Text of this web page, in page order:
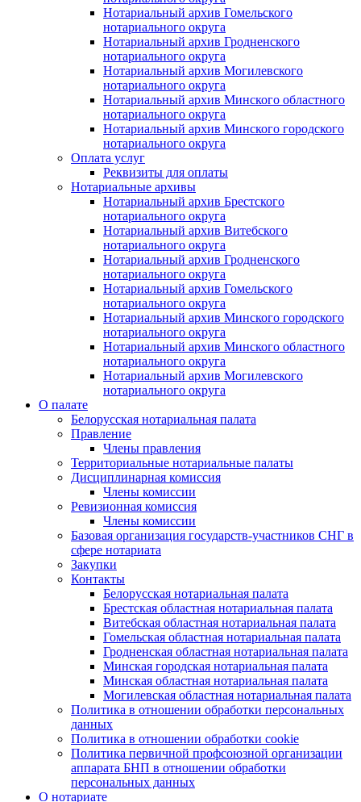
Нотариальный архив Гомельского
нотариального округа
Нотариальный архив Гродненского
нотариального округа
Нотариальный архив Могилевского
нотариального округа
Нотариальный архив Минского областного
нотариального округа
Нотариальный архив Минского городского
нотариального округа
Оплата услуг
Реквизиты для оплаты
Нотариальные архивы
Нотариальный архив Брестского
нотариального округа
Нотариальный архив Витебского
нотариального округа
Нотариальный архив Гродненского
нотариального округа
Нотариальный архив Гомельского
нотариального округа
Нотариальный архив Минского городского
нотариального округа
Нотариальный архив Минского областного
нотариального округа
Нотариальный архив Могилевского
нотариального округа
О палате
Белорусская нотариальная палата
Правление
Члены правления
Территориальные нотариальные палаты
Дисциплинарная комиссия
Члены комиссии
Ревизионная комиссия
Члены комиссии
Базовая организация государств-участников СНГ в
сфере нотариата
Закупки
Контакты
Белорусская нотариальная палата
Брестская областная нотариальная палата
Витебская областная нотариальная палата
Гомельская областная нотариальная палата
Гродненская областная нотариальная палата
Минская городская нотариальная палата
Минская областная нотариальная палата
Могилевская областная нотариальная палата
Политика в отношении обработки персональных
данных
Политика в отношении обработки cookie
Политика первичной профсоюзной организации
аппарата БНП в отношении обработки
персональных данных
О нотариате